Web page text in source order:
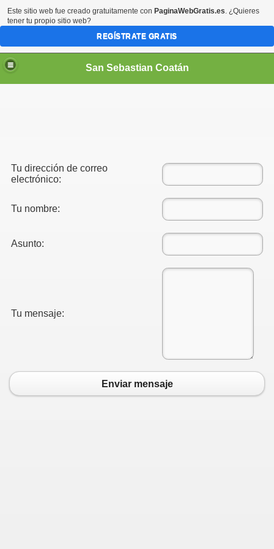
San Sebastian Coatán
Tu dirección de correo
electrónico:
Tu nombre:
Asunto:
Tu mensaje:
Enviar mensaje
Este sitio web fue creado gratuitamente con PaginaWebGratis.es. ¿Quieres
tener tu propio sitio web?
REGÍSTRATE GRATIS